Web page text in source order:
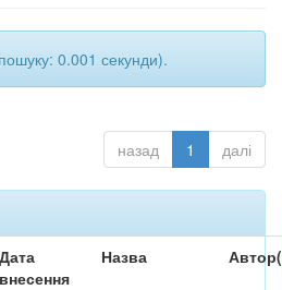
0.001 секунди).
назад 1 далі
Дата
внесення
Назва